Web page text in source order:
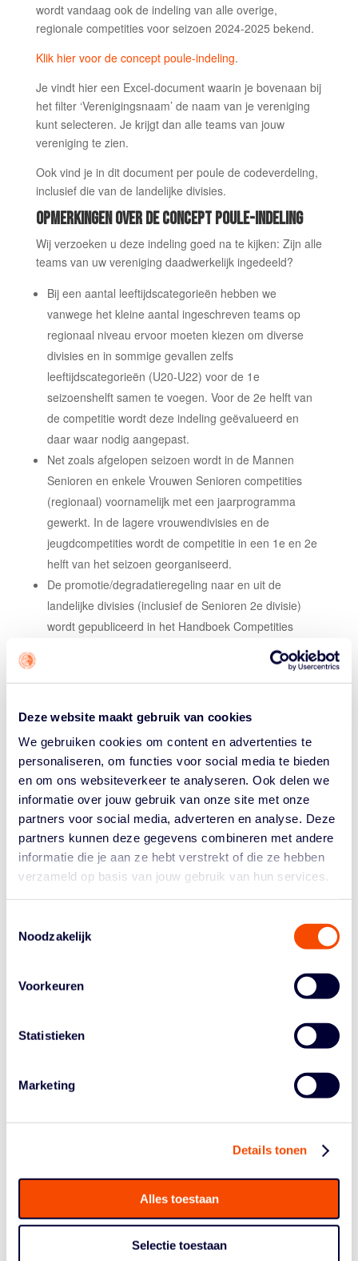
Deze website maakt gebruik van cookies
We gebruiken cookies om content en advertenties te
personaliseren, om functies voor social media te bieden
en om ons websiteverkeer te analyseren. Ook delen we
informatie over jouw gebruik van onze site met onze
partners voor social media, adverteren en analyse. Deze
partners kunnen deze gegevens combineren met andere
informatie die je aan ze hebt verstrekt of die ze hebben
verzameld op basis van jouw gebruik van hun services.
Noodzakelijk
Voorkeuren
Statistieken
Marketing
Details tonen
Alles toestaan
Selectie toestaan
wordt vandaag ook de indeling van alle overige,
regionale competities voor seizoen 2024-2025 bekend.
Klik hier voor de concept poule-indeling.
Je vindt hier een Excel-document waarin je bovenaan bij
het filter ‘Verenigingsnaam’ de naam van je vereniging
kunt selecteren. Je krijgt dan alle teams van jouw
vereniging te zien.
Ook vind je in dit document per poule de codeverdeling,
inclusief die van de landelijke divisies.
OPMERKINGEN OVER DE CONCEPT POULE-INDELING
Wij verzoeken u deze indeling goed na te kijken: Zijn alle
teams van uw vereniging daadwerkelijk ingedeeld?
Bij een aantal leeftijdscategorieën hebben we
vanwege het kleine aantal ingeschreven teams op
regionaal niveau ervoor moeten kiezen om diverse
divisies en in sommige gevallen zelfs
leeftijdscategorieën (U20-U22) voor de 1e
seizoenshelft samen te voegen. Voor de 2e helft van
de competitie wordt deze indeling geëvalueerd en
daar waar nodig aangepast.
Net zoals afgelopen seizoen wordt in de Mannen
Senioren en enkele Vrouwen Senioren competities
(regionaal) voornamelijk met een jaarprogramma
gewerkt. In de lagere vrouwendivisies en de
jeugdcompetities wordt de competitie in een 1e en 2e
helft van het seizoen georganiseerd.
De promotie/degradatieregeling naar en uit de
landelijke divisies (inclusief de Senioren 2e divisie)
wordt gepubliceerd in het Handboek Competities
2024-2025. Dit handboek wordt medio juli 2024 ter
voorgelegd.
Let op: De poule-indeling van de landelijke competities
is op 3 juni 2024 al definitief door het bestuur van de
NBB vastgesteld. Hier vinden, afgezien van
terugtrekkingen (of verplaatsingen naar aanleiding van
een terugtrekking), geen wijzigingen meer in plaats.
VRAGEN EN VERZOEKEN
De afdeling Competitiezaken heeft de concept poule-
indeling van de regionale competities en de
hebben, dan verzoeken wij je contact op te nemen met
de Wedstrijdsecretaris van je vereniging. Indien nodig
contact opnemen met de afdeling Competitiezaken.
indelingen kun je als Wedstrijdsecretaris tot en met
bekijkt de afdeling Competitiezaken deze en voert
aanpassingen door waar mogelijk en noodzakelijk.
Opvrijdag 21 juni 2024sturen wij de definitieve
poule-indeling en codeverdeling voor alle competities
uit.